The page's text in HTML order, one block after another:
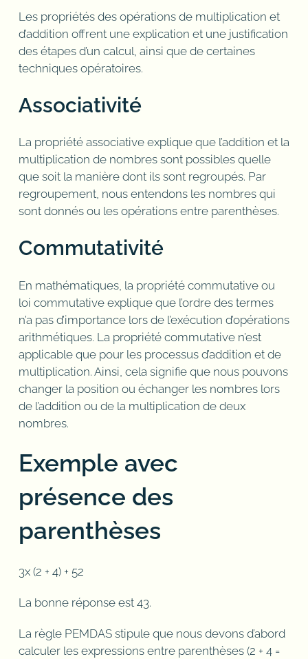
Les propriétés des opérations de multiplication et
d’addition offrent une explication et une justification
des étapes d’un calcul, ainsi que de certaines
techniques opératoires.
Associativité
La propriété associative explique que l’addition et la
multiplication de nombres sont possibles quelle
que soit la manière dont ils sont regroupés. Par
regroupement, nous entendons les nombres qui
sont donnés ou les opérations entre parenthèses.
Commutativité
En mathématiques, la propriété commutative ou
loi commutative explique que l’ordre des termes
n’a pas d’importance lors de l’exécution d’opérations
arithmétiques. La propriété commutative n’est
applicable que pour les processus d’addition et de
multiplication. Ainsi, cela signifie que nous pouvons
changer la position ou échanger les nombres lors
de l’addition ou de la multiplication de deux
nombres.
Exemple avec
présence des
parenthèses
3x (2 + 4) + 52
La bonne réponse est 43.
La règle PEMDAS stipule que nous devons d’abord
calculer les expressions entre parenthèses (2 + 4 =